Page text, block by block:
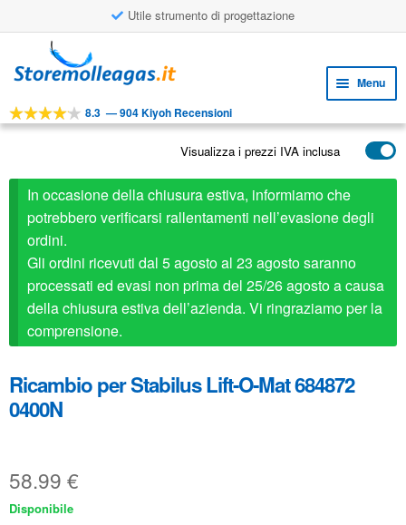
Utile strumento di progettazione
alla
al
Menu
STRUMENTI
il
menu
child
child
APPLICAZIONI
SERVIZIO CLIENTI
child
FAQ
8.3 —904 Kiyoh Recensioni
Visualizza i prezzi IVA inclusa
In occasione della chiusura estiva, informiamo che
potrebbero verificarsi rallentamenti nell’evasione degli
ordini.
Gli ordini ricevuti dal 5 agosto al 23 agosto saranno
processati ed evasi non prima del 25/26 agosto a causa
della chiusura estiva dell’azienda. Vi ringraziamo per la
comprensione.
Ricambio per Stabilus Lift-O-Mat 684872
0400N
58.99 €
Disponibile